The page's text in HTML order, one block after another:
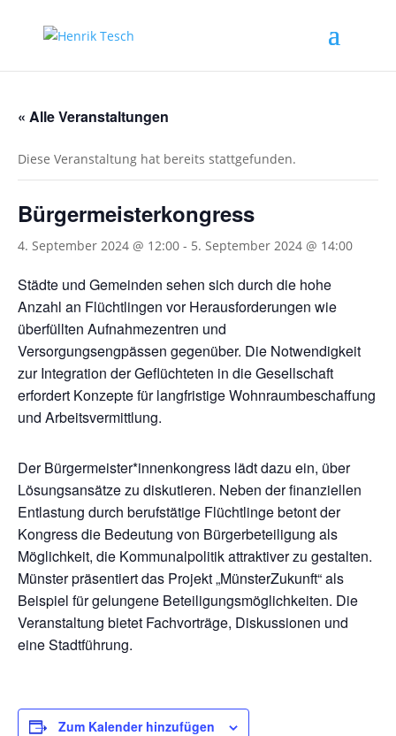
« Alle Veranstaltungen
Diese Veranstaltung hat bereits stattgefunden.
Bürgermeisterkongress
4. September 2024 @ 12:00 - 5. September 2024 @ 14:00
Städte und Gemeinden sehen sich durch die hohe
Anzahl an Flüchtlingen vor Herausforderungen wie
überfüllten Aufnahmezentren und
Versorgungsengpässen gegenüber. Die Notwendigkeit
zur Integration der Geflüchteten in die Gesellschaft
erfordert Konzepte für langfristige Wohnraumbeschaffung
und Arbeitsvermittlung.
Der Bürgermeister*innenkongress lädt dazu ein, über
Lösungsansätze zu diskutieren. Neben der finanziellen
Entlastung durch berufstätige Flüchtlinge betont der
Kongress die Bedeutung von Bürgerbeteiligung als
Möglichkeit, die Kommunalpolitik attraktiver zu gestalten.
Münster präsentiert das Projekt „MünsterZukunft“ als
Beispiel für gelungene Beteiligungsmöglichkeiten. Die
Veranstaltung bietet Fachvorträge, Diskussionen und
eine Stadtführung.
Zum Kalender hinzufügen